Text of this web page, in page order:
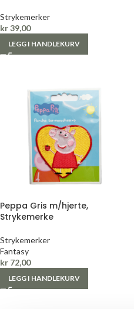
Strykemerker
kr39,00
LEGG I HANDLEKURV
Peppa Gris m/hjerte,
Strykemerke
Strykemerker
Fantasy
kr 72,00
LEGG I HANDLEKURV